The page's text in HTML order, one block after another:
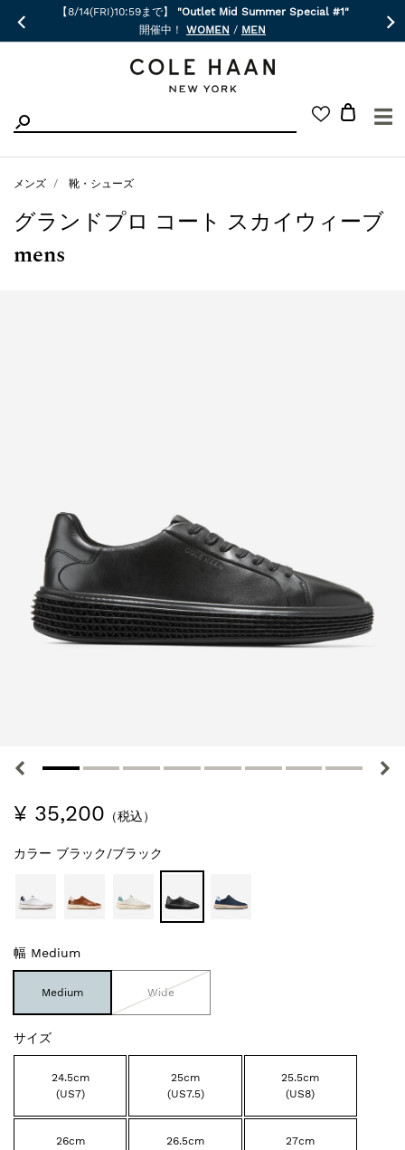
【8/14(FRI)10:59まで】
"Outlet Mid Summer Special #1"
開催中！ WOMEN / MEN
☰
メンズ 靴・シューズ
グランドプロ コート スカイウィーブ
mens
¥ 35,200 （税込）
カラー ブラック/ブラック
幅 Medium
Medium Wide
サイズ
24.5cm
(US7)
25cm
(US7.5)
25.5cm
(US8)
26cm
26.5cm
27cm